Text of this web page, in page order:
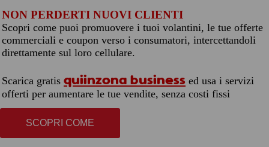
NON PERDERTI NUOVI CLIENTI
Scopri come puoi promuovere i tuoi volantini, le tue offerte
commerciali e coupon verso i consumatori, intercettandoli
direttamente sul loro cellulare.
Scarica gratis quiinzona business ed usa i servizi
offerti per aumentare le tue vendite, senza costi fissi
SCOPRI COME